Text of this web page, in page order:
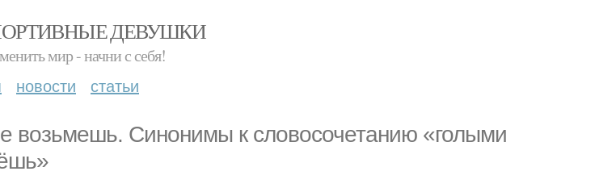
ДЕВУШКИ
мир - начни с себя!
новости статьи
возьмешь. Синонимы к словосочетанию «голыми